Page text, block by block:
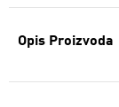
Opis Proizvoda